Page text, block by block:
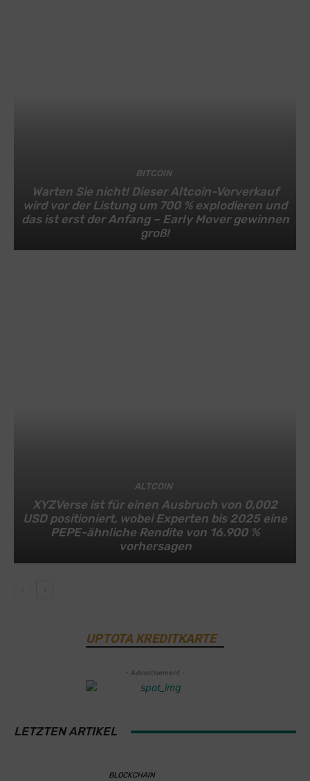
BITCOIN
Warten Sie nicht! Dieser Altcoin-Vorverkauf
wird vor der Listung um 700 % explodieren und
das ist erst der Anfang – Early Mover gewinnen
groß!
ALTCOIN
XYZVerse ist für einen Ausbruch von 0,002
USD positioniert, wobei Experten bis 2025 eine
PEPE-ähnliche Rendite von 16.900 %
vorhersagen
UPTOTA KREDITKARTE
- Advertisement -
LETZTEN ARTIKEL
BLOCKCHAIN